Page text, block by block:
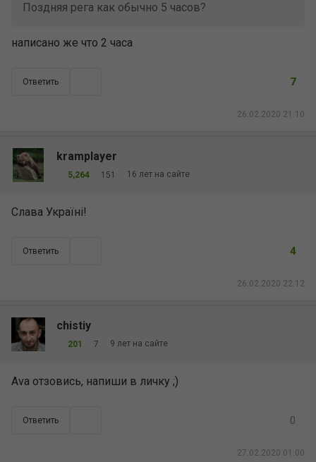
Поздняя рега как обычно 5 часов?
написано же что 2 часа
Ответить
26.02.2020 21:10
7
kramplayer
5,264 151 16 лет на сайте
Слава Україні!
Ответить
26.02.2020 22:12
4
chistiy
201 7 9 лет на сайте
Ava отзовись, напиши в личку ;)
Ответить
27.02.2020 01:00
0